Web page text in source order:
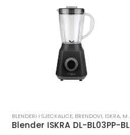
BLENDERI I SJECKALICE, BRENDOVI, ISKRA, MALI KUĆNI APARATI
Blender ISKRA DL-BL03PP-BL